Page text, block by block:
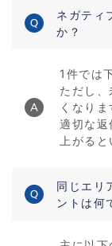
ネガティ
か？
1件では
ただし
くなりま
適切な返
上がると
同じエリ
ントは何